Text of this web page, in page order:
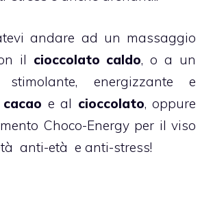
andare ad un massaggio
il cioccolato caldo, o a un
stimolante, energizzante e
cacao e al cioccolato, oppure
Choco-Energy per il viso
anti-età e anti-stress!